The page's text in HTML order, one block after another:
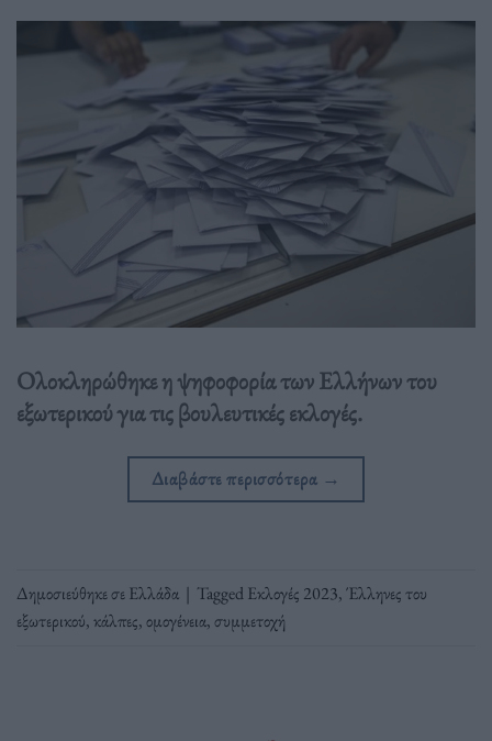
Ολοκληρώθηκε η ψηφοφορία των Ελλήνων του
εξωτερικού για τις βουλευτικές εκλογές.
Διαβάστε περισσότερα →
Δημοσιεύθηκε σεΕλλάδα | TaggedΕκλογές 2023,Έλληνες του
εξωτερικού,κάλπες,ομογένεια,συμμετοχή